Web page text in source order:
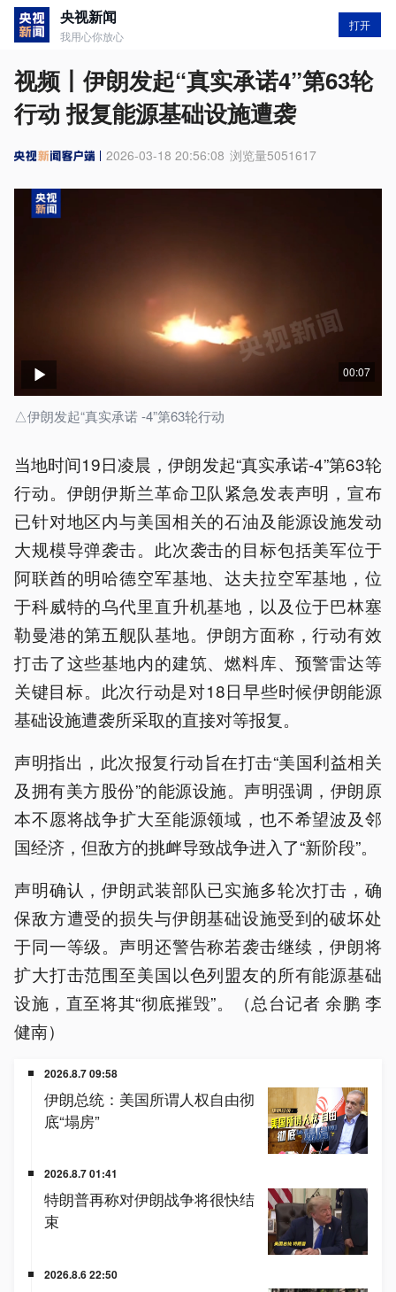
央视新闻
我用心你放心
打开
视频丨伊朗发起“真实承诺4”第63轮
行动 报复能源基础设施遭袭
2026-03-18 20:56:08 浏览量5051617
00:07
△伊朗发起“真实承诺 -4”第63轮行动
当地时间19日凌晨，伊朗发起“真实承诺-4”第63轮
行动。伊朗伊斯兰革命卫队紧急发表声明，宣布
已针对地区内与美国相关的石油及能源设施发动
大规模导弹袭击。此次袭击的目标包括美军位于
阿联酋的明哈德空军基地、达夫拉空军基地，位
于科威特的乌代里直升机基地，以及位于巴林塞
勒曼港的第五舰队基地。伊朗方面称，行动有效
打击了这些基地内的建筑、燃料库、预警雷达等
关键目标。此次行动是对18日早些时候伊朗能源
基础设施遭袭所采取的直接对等报复。
声明指出，此次报复行动旨在打击“美国利益相关
及拥有美方股份”的能源设施。声明强调，伊朗原
本不愿将战争扩大至能源领域，也不希望波及邻
国经济，但敌方的挑衅导致战争进入了“新阶段”。
声明确认，伊朗武装部队已实施多轮次打击，确
保敌方遭受的损失与伊朗基础设施受到的破坏处
于同一等级。声明还警告称若袭击继续，伊朗将
扩大打击范围至美国以色列盟友的所有能源基础
设施，直至将其“彻底摧毁”。（总台记者 余鹏 李
健南）